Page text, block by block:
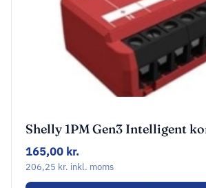
Shelly 1PM Gen3 Intelligent
165,00 kr.
206,25 kr. inkl. moms